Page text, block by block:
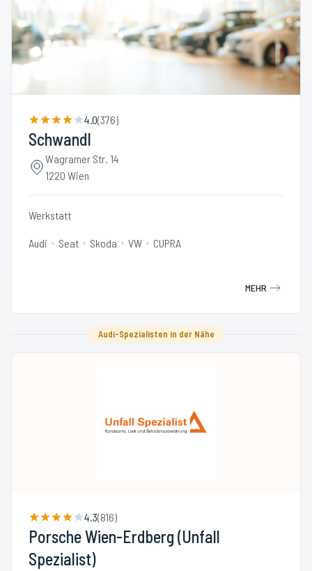
4.0(376)
Schwandl
Wagramer Str. 14
1220 Wien
Werkstatt
Audi Seat Skoda VW CUPRA
MEHR
Audi-Spezialisten in der Nähe
4.3(816)
Porsche Wien-Erdberg (Unfall
Spezialist)